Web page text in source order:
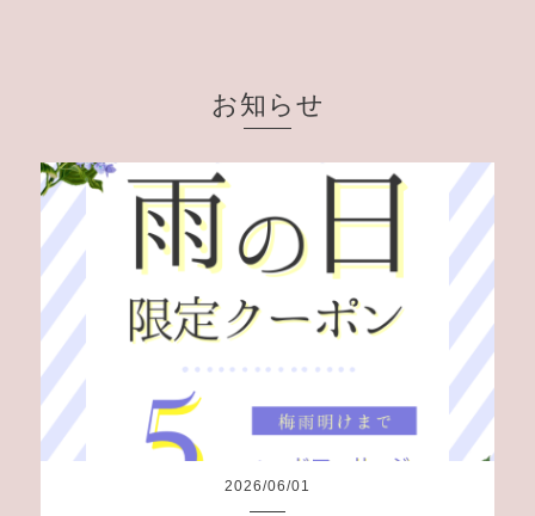
お知らせ
2026/06/01